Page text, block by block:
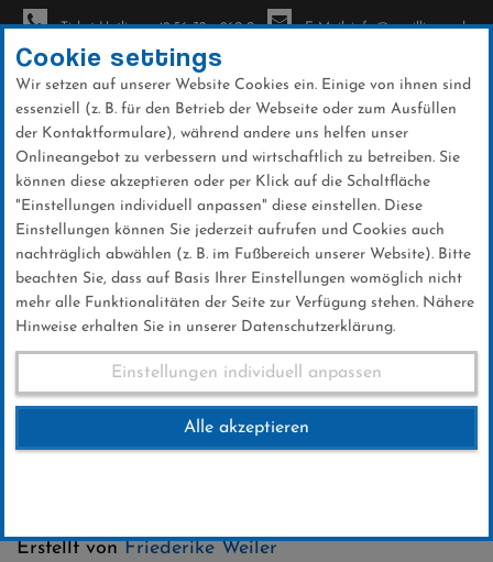
Direkt
zum
Inhalt
Ticket-Hotline: +49 56 32 - 960-0 E-Mail: info@sc-willingen.de
News
"Lange Reise hat sich nicht
bezahlt gemacht"
Erstellt vonFriederike Weiler
Cookie settings
Wir setzen auf unserer Website Cookies ein. Einige von ihnen sind
essenziell (z. B. für den Betrieb der Webseite oder zum Ausfüllen
der Kontaktformulare), während andere uns helfen unser
Onlineangebot zu verbessern und wirtschaftlich zu betreiben. Sie
können diese akzeptieren oder per Klick auf die Schaltfläche
"Einstellungen individuell anpassen" diese einstellen. Diese
Einstellungen können Sie jederzeit aufrufen und Cookies auch
nachträglich abwählen (z. B. im Fußbereich unserer Website). Bitte
beachten Sie, dass auf Basis Ihrer Einstellungen womöglich nicht
mehr alle Funktionalitäten der Seite zur Verfügung stehen. Nähere
Hinweise erhalten Sie in unserer Datenschutzerklärung.
Einstellungen individuell anpassen
Alle akzeptieren